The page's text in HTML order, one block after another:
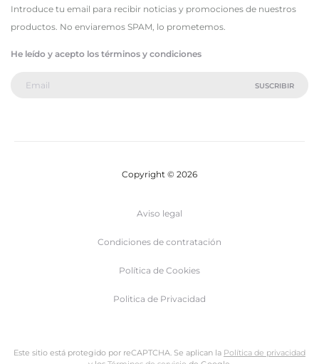
Introduce tu email para recibir noticias y promociones de nuestros
productos. No enviaremos SPAM, lo prometemos.
He leído y acepto los términos y condiciones
Copyright © 2026
Aviso legal
Condiciones de contratación
Política de Cookies
Politica de Privacidad
Este sitio está protegido por reCAPTCHA. Se aplican la Política de privacidad